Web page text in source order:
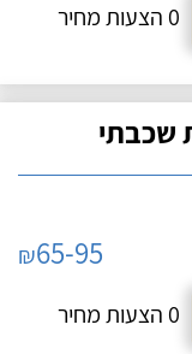
0 הצעות מחיר
שכבתי
₪65-95
0 הצעות מחיר